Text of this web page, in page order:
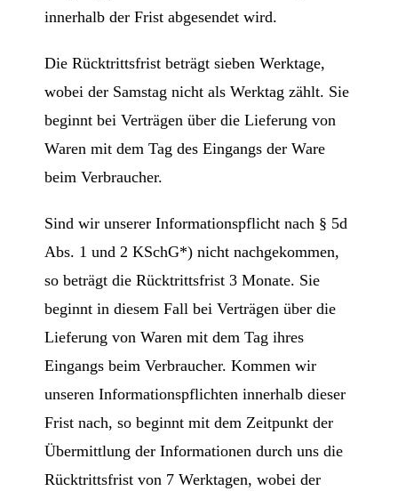
innerhalb der Frist abgesendet wird.
Die Rücktrittsfrist beträgt sieben Werktage,
wobei der Samstag nicht als Werktag zählt. Sie
beginnt bei Verträgen über die Lieferung von
Waren mit dem Tag des Eingangs der Ware
beim Verbraucher.
Sind wir unserer Informationspflicht nach § 5d
Abs. 1 und 2 KSchG*) nicht nachgekommen,
so beträgt die Rücktrittsfrist 3 Monate. Sie
beginnt in diesem Fall bei Verträgen über die
Lieferung von Waren mit dem Tag ihres
Eingangs beim Verbraucher. Kommen wir
unseren Informationspflichten innerhalb dieser
Frist nach, so beginnt mit dem Zeitpunkt der
Übermittlung der Informationen durch uns die
Rücktrittsfrist von 7 Werktagen, wobei der